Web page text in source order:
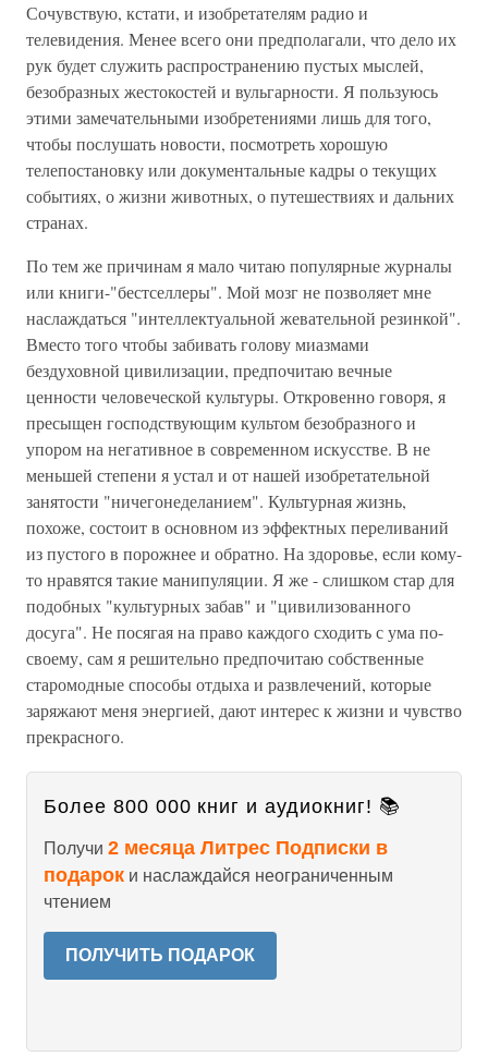
Сочувствую, кстати, и изобретателям радио и
телевидения. Менее всего они предполагали, что дело их
рук будет служить распространению пустых мыслей,
безобразных жестокостей и вульгарности. Я пользуюсь
этими замечательными изобретениями лишь для того,
чтобы послушать новости, посмотреть хорошую
телепостановку или документальные кадры о текущих
событиях, о жизни животных, о путешествиях и дальних
странах.
По тем же причинам я мало читаю популярные журналы
или книги-"бестселлеры". Мой мозг не позволяет мне
наслаждаться "интеллектуальной жевательной резинкой".
Вместо того чтобы забивать голову миазмами
бездуховной цивилизации, предпочитаю вечные
ценности человеческой культуры. Откровенно говоря, я
пресыщен господствующим культом безобразного и
упором на негативное в современном искусстве. В не
меньшей степени я устал и от нашей изобретательной
занятости "ничегонеделанием". Культурная жизнь,
похоже, состоит в основном из эффектных переливаний
из пустого в порожнее и обратно. На здоровье, если кому-
то нравятся такие манипуляции. Я же - слишком стар для
подобных "культурных забав" и "цивилизованного
досуга". Не посягая на право каждого сходить с ума по-
своему, сам я решительно предпочитаю собственные
старомодные способы отдыха и развлечений, которые
заряжают меня энергией, дают интерес к жизни и чувство
прекрасного.
Более 800 000 книг и аудиокниг! 📚
Получи 2 месяца Литрес Подписки в
подарок и наслаждайся неограниченным
чтением
ПОЛУЧИТЬ ПОДАРОК